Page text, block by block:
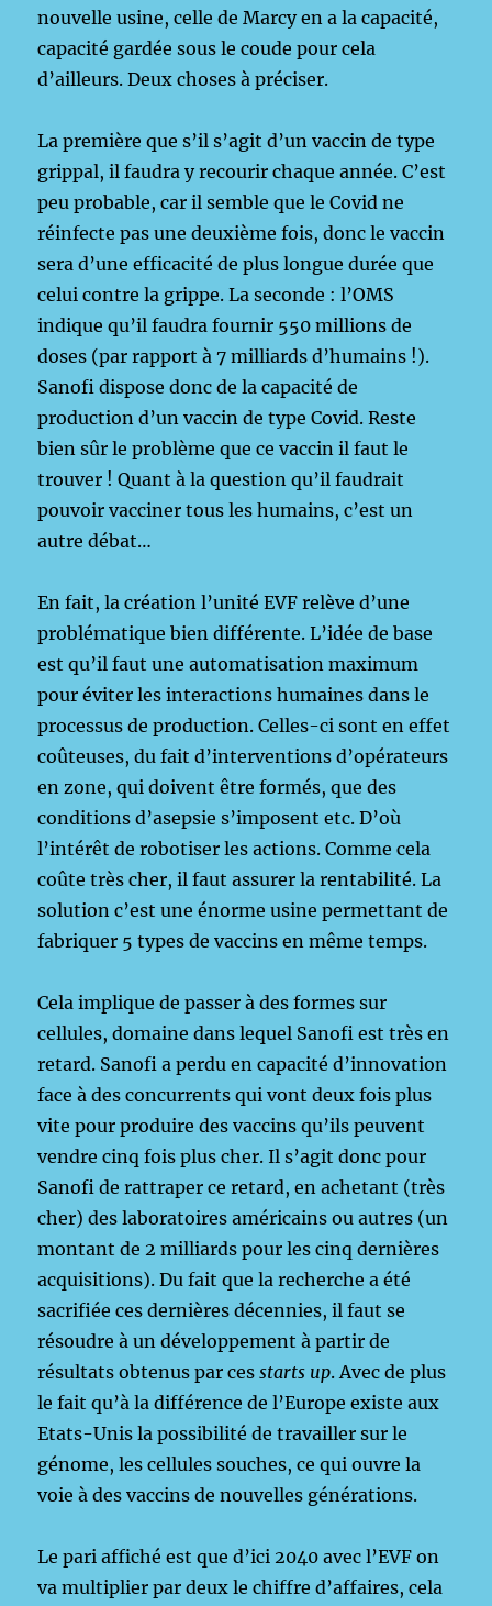
nouvelle usine, celle de Marcy en a la capacité,
capacité gardée sous le coude pour cela
d’ailleurs. Deux choses à préciser.
La première que s’il s’agit d’un vaccin de type
grippal, il faudra y recourir chaque année. C’est
peu probable, car il semble que le Covid ne
réinfecte pas une deuxième fois, donc le vaccin
sera d’une efficacité de plus longue durée que
celui contre la grippe. La seconde : l’OMS
indique qu’il faudra fournir 550 millions de
doses (par rapport à 7 milliards d’humains !).
Sanofi dispose donc de la capacité de
production d’un vaccin de type Covid. Reste
bien sûr le problème que ce vaccin il faut le
trouver ! Quant à la question qu’il faudrait
pouvoir vacciner tous les humains, c’est un
autre débat…
En fait, la création l’unité EVF relève d’une
problématique bien différente. L’idée de base
est qu’il faut une automatisation maximum
pour éviter les interactions humaines dans le
processus de production. Celles-ci sont en effet
coûteuses, du fait d’interventions d’opérateurs
en zone, qui doivent être formés, que des
conditions d’asepsie s’imposent etc. D’où
l’intérêt de robotiser les actions. Comme cela
coûte très cher, il faut assurer la rentabilité. La
solution c’est une énorme usine permettant de
fabriquer 5 types de vaccins en même temps.
Cela implique de passer à des formes sur
cellules, domaine dans lequel Sanofi est très en
retard. Sanofi a perdu en capacité d’innovation
face à des concurrents qui vont deux fois plus
vite pour produire des vaccins qu’ils peuvent
vendre cinq fois plus cher. Il s’agit donc pour
Sanofi de rattraper ce retard, en achetant (très
cher) des laboratoires américains ou autres (un
montant de 2 milliards pour les cinq dernières
acquisitions). Du fait que la recherche a été
sacrifiée ces dernières décennies, il faut se
résoudre à un développement à partir de
résultats obtenus par cesstarts up. Avec de plus
le fait qu’à la différence de l’Europe existe aux
Etats-Unis la possibilité de travailler sur le
génome, les cellules souches, ce qui ouvre la
voie à des vaccins de nouvelles générations.
Le pari affiché est que d’ici 2040 avec l’EVF on
va multiplier par deux le chiffre d’affaires, cela